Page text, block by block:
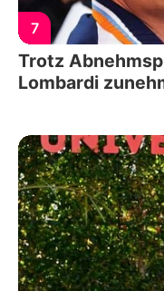
7
Trotz
Lombardi